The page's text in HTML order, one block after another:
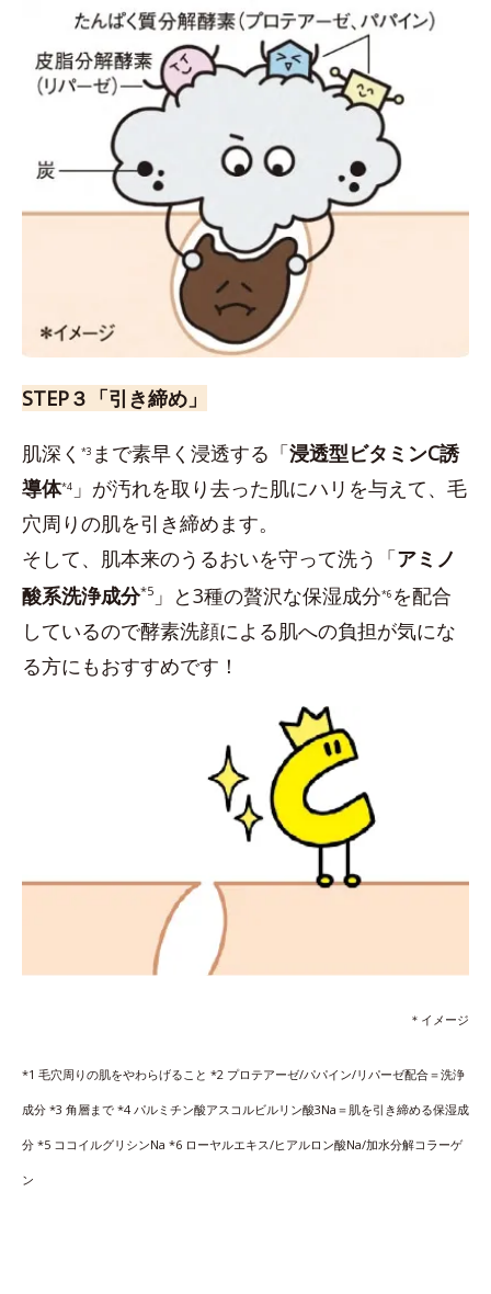
STEP３「引き締め」
肌深く *3 まで素早く浸透する「浸透型ビタミンC誘
導体*4 」が汚れを取り去った肌にハリを与えて、毛
穴周りの肌を引き締めます。
そして、肌本来のうるおいを守って洗う「アミノ
酸系洗浄成分*5 」と3種の贅沢な保湿成分*6 を配合
しているので酵素洗顔による肌への負担が気にな
る方にもおすすめです！
＊イメージ
*1 毛穴周りの肌をやわらげること *2 プロテアーゼ/パパイン/リパーゼ配合＝洗浄
成分 *3 角層まで *4 パルミチン酸アスコルビルリン酸3Na＝肌を引き締める保湿成
分 *5 ココイルグリシンNa *6 ローヤルエキス/ヒアルロン酸Na/加水分解コラーゲ
ン